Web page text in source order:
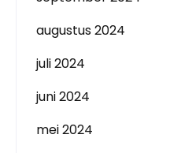
augustus 2024
juli 2024
juni 2024
mei 2024